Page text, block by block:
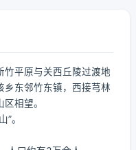
竹平原与关西丘陵过渡地
乡东邻竹东镇，西接芎林
相望。
。